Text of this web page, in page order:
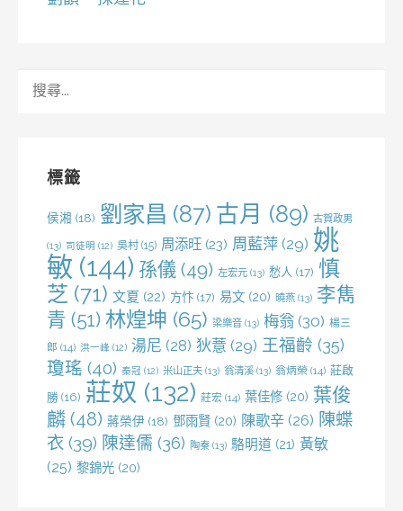
標籤
侯湘 (18) 劉家昌 (87) 古月 (89) 古賀政男
(13) 司徒明 (12) 吳村 (15) 周添旺 (23) 周藍萍 (29) 姚
敏 (144) 孫儀 (49) 左宏元 (13) 愁人 (17) 慎
芝 (71) 文夏 (22) 方忭 (17) 易文 (20) 曉燕 (13) 李雋
青 (51) 林煌坤 (65) 梁樂音 (13) 梅翁 (30) 楊三
郎 (14) 洪一峰 (12) 湯尼 (28) 狄薏 (29) 王福齡 (35)
瓊瑤 (40) 秦冠 (12) 米山正夫 (13) 翁清溪 (13) 翁炳榮 (14) 莊啟
勝 (16) 莊奴 (132) 莊宏 (14) 葉佳修 (20) 葉俊
麟 (48) 蔣榮伊 (18) 鄧雨賢 (20) 陳歌辛 (26) 陳蝶
衣 (39) 陳達儒 (36) 陶秦 (13) 駱明道 (21) 黃敏
(25) 黎錦光 (20)